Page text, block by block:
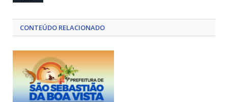
CONTEÚDO RELACIONADO